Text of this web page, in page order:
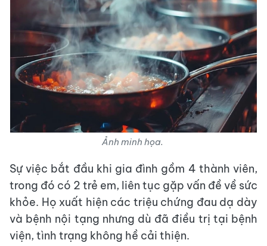
Ảnh minh họa.
Sự việc bắt đầu khi gia đình gồm 4 thành viên,
trong đó có 2 trẻ em, liên tục gặp vấn đề về sức
khỏe. Họ xuất hiện các triệu chứng đau dạ dày
và bệnh nội tạng nhưng dù đã điều trị tại bệnh
viện, tình trạng không hề cải thiện.